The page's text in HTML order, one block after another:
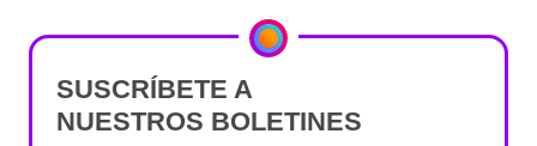
SUSCRÍBETE A
NUESTROS BOLETINES